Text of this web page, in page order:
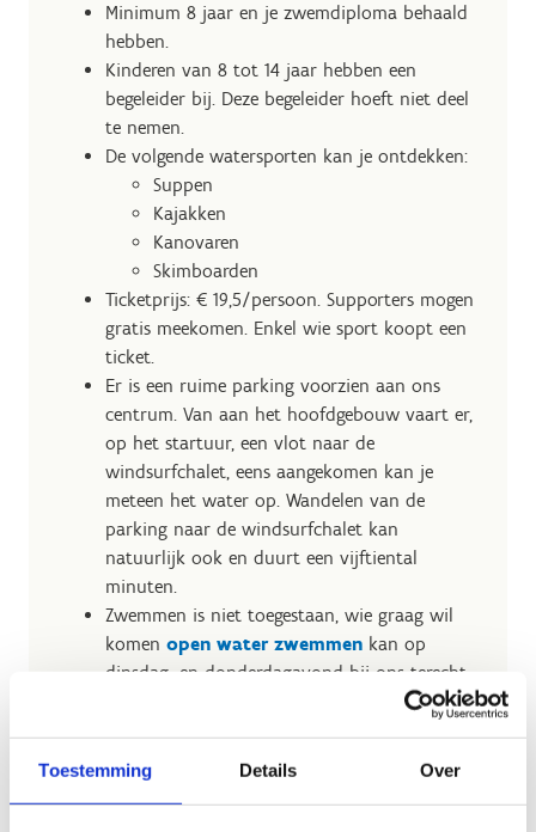
Toestemming Details Over
Minimum 8 jaar en je zwemdiploma behaald
hebben.
Kinderen van 8 tot 14 jaar hebben een
begeleider bij. Deze begeleider hoeft niet deel
te nemen.
De volgende watersporten kan je ontdekken:
Suppen
Kajakken
Kanovaren
Skimboarden
Ticketprijs: € 19,5/persoon. Supporters mogen
gratis meekomen. Enkel wie sport koopt een
ticket.
Er is een ruime parking voorzien aan ons
centrum. Van aan het hoofdgebouw vaart er,
op het startuur, een vlot naar de
windsurfchalet, eens aangekomen kan je
meteen het water op. Wandelen van de
parking naar de windsurfchalet kan
natuurlijk ook en duurt een vijftiental
minuten.
Zwemmen is niet toegestaan, wie graag wil
komen open water zwemmen kan op
dinsdag- en donderdagavond bij ons terecht